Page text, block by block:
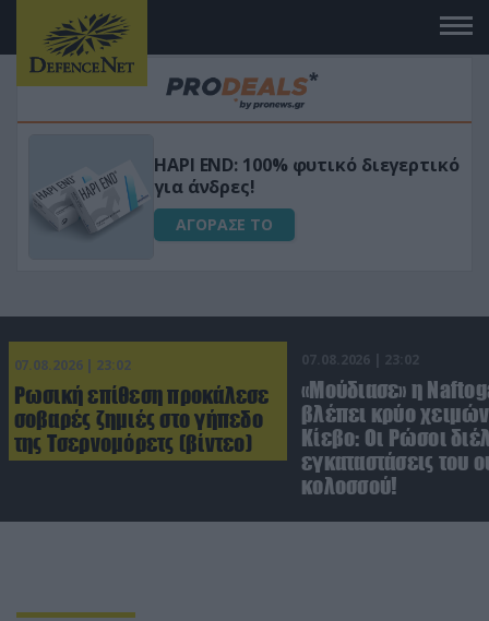
Μεταμόρφωσε τον κήπο σου με το
Ultra Box Μίνι Αλυσοπρίονο με
μπαταρία λιθίου
ΑΓΟΡΑΣΕ ΤΟ
07.08.2026 | 23:02
Ρωσική επίθεση προκάλεσε
σοβαρές ζημιές στο γήπεδο
της Τσερνομόρετς (βίντεο)
07.08.2026 | 23:02
«Μούδιασε» η
βλέπει κρύο
Κίεβο: Οι Ρώσοι
εγκαταστάσεις του
κολοσσού!